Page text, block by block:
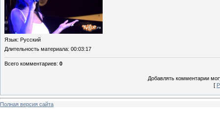
Язык: Русский
Длительность материала: 00:03:17
Всего комментариев: 0
Добавлять комментарии
[
Полная версия сайта